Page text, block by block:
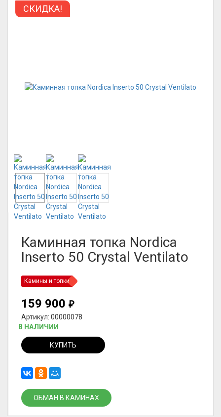
СКИДКА!
Каминная топка Nordica
Inserto 50 Crystal Ventilato
Камины и топки
159 900 ₽
Артикул: 00000078
В НАЛИЧИИ
КУПИТЬ
ОБМАН В КАМИНАХ